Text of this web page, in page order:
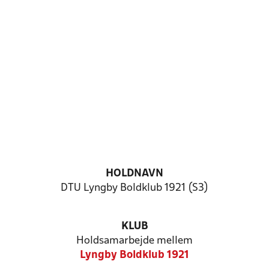
HOLDNAVN
DTU Lyngby Boldklub 1921 (S3)
KLUB
Holdsamarbejde mellem
Lyngby Boldklub 1921